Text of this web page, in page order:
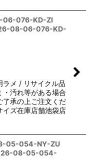
06-076-KD-ZI
08-06-076-KD-
ラメ / リサイクル品
汚れ等がある場合
了承の上ご注文くだ
イズ在庫店舗池袋店
05-054-NY-ZU
26-08-05-054-